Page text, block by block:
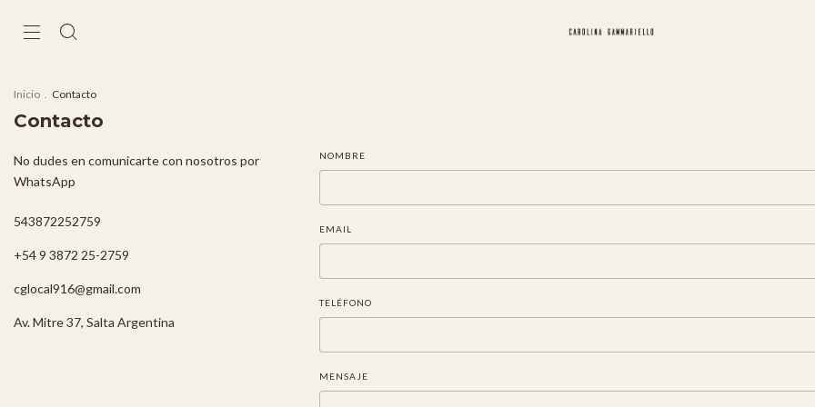
Inicio . Contacto
Contacto
No dudes en comunicarte con nosotros por
WhatsApp
543872252759
+54 9 3872 25-2759
cglocal916@gmail.com
Av. Mitre 37, Salta Argentina
NOMBRE
EMAIL
TELÉFONO
MENSAJE